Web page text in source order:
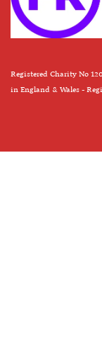
Registered Charity No
in England & Wales -